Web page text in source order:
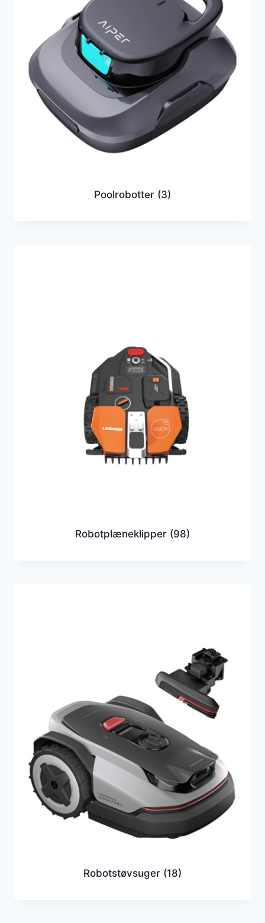
Poolrobotter (3)
Robotplæneklipper (98)
Robotstøvsuger (18)